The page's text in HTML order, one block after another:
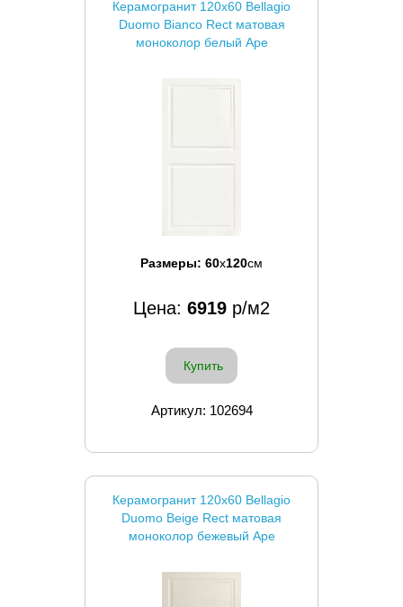
Керамогранит 120x60 Bellagio
Duomo Bianco Rect матовая
моноколор белый Ape
Размеры: 60x120см
Цена: 6919 р/м2
Купить
Артикул: 102694
Керамогранит 120x60 Bellagio
Duomo Beige Rect матовая
моноколор бежевый Ape